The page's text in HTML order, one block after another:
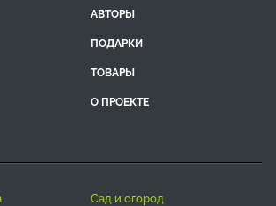
АВТОРЫ
ПОДАРКИ
ТОВАРЫ
О ПРОЕКТЕ
сад и огород